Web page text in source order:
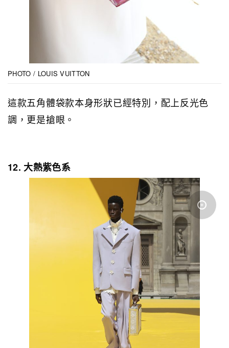
PHOTO / LOUIS VUITTON
這款五角體袋款本身形狀已經特別，配上反光色
調，更是搶眼。
12. 大熱紫色系